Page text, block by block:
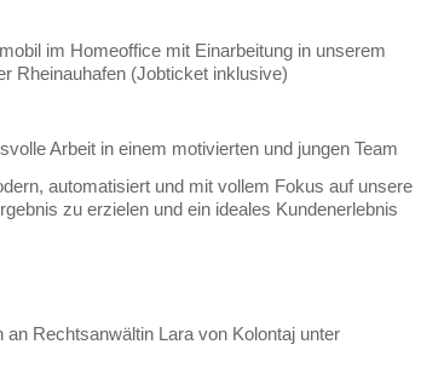
im Homeoffice mit Einarbeitung in unserem
Rheinauhafen (Jobticket inklusive)
Arbeit in einem motivierten und jungen Team
automatisiert und mit vollem Fokus auf unsere
zu erzielen und ein ideales Kundenerlebnis
Rechtsanwältin Lara von Kolontaj unter